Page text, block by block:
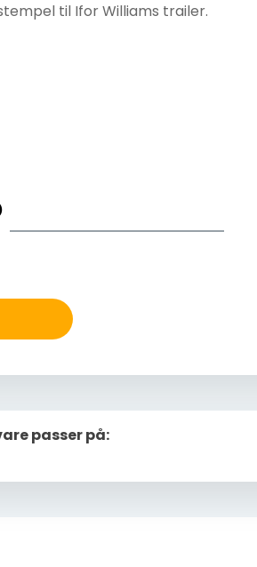
til Ifor Williams trailer.
passer på: